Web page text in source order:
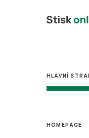
HLAVNÍ
HOMEPAGE